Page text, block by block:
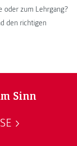
oder zum Lehrgang?
den richtigen
Sinn